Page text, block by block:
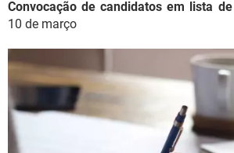
Convocação de candidatos em lista
10 de março